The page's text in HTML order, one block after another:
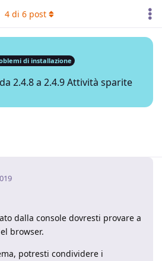
di installazione
2.4.8 a 2.4.9 Attività sparite
4di 6post
dalla console dovresti provare a
browser.
potresti condividere i